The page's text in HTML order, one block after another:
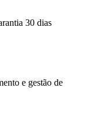
30 dias
e gestão de